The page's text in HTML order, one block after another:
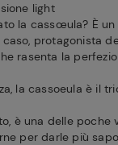
light
la cassœula? È
caso, protagonista
rasenta la
la cassoeula è il
è una delle
per darle più